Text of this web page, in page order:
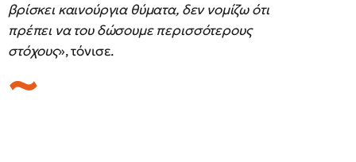
βρίσκει καινούργια θύματα, δεν νομίζω ότι
πρέπει να του δώσουμε περισσότερους
στόχους», τόνισε.